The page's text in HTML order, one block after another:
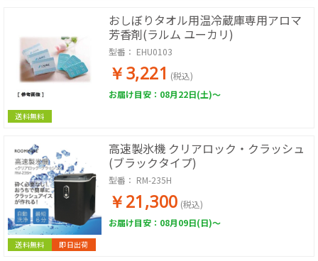
送料無料
おしぼりタオル用温冷蔵庫専用アロマ
芳香剤(ラルム ユーカリ)
型番： EHU0103
￥3,221 (税込)
お届け目安：08月22日(土)～
送料無料 即日出荷
高速製氷機 クリアロック・クラッシュ
(ブラックタイプ)
型番： RM-235H
￥21,300 (税込)
お届け目安：08月09日(日)～